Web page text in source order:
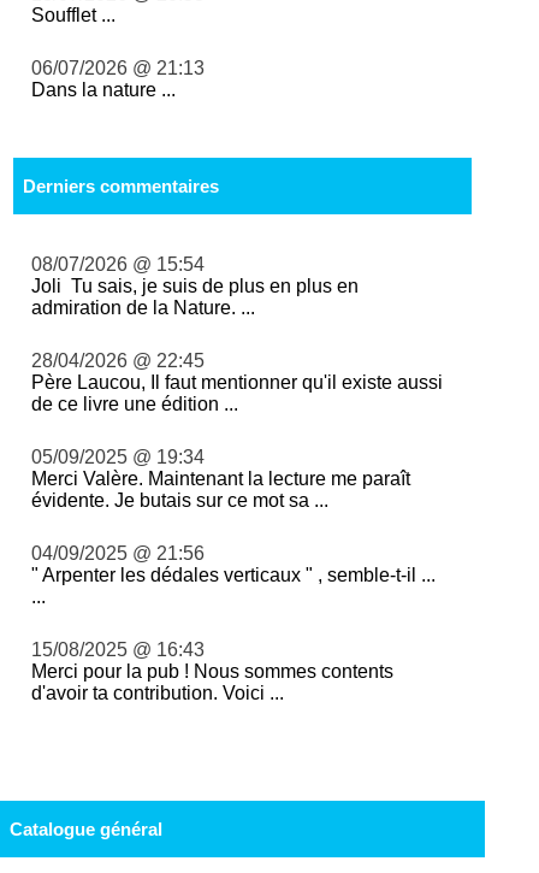
Soufflet ...
06/07/2026 @ 21:13
Dans la nature ...
Derniers commentaires
08/07/2026 @ 15:54
Joli Tu sais, je suis de plus en plus en
admiration de la Nature. ...
28/04/2026 @ 22:45
Père Laucou, Il faut mentionner qu'il existe aussi
de ce livre une édition ...
05/09/2025 @ 19:34
Merci Valère. Maintenant la lecture me paraît
évidente. Je butais sur ce mot sa ...
04/09/2025 @ 21:56
" Arpenter les dédales verticaux " , semble-t-il ...
...
15/08/2025 @ 16:43
Merci pour la pub ! Nous sommes contents
d'avoir ta contribution. Voici ...
Catalogue général